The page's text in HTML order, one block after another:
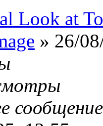
Look at
» 26/